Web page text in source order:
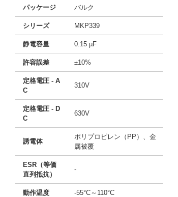
パッケージ バルク
シリーズ MKP339
静電容量 0.15 µF
許容誤差 ±10%
定格電圧 - A
C
310V
定格電圧 - D
C
630V
誘電体
ポリプロピレン（PP）、金
属被覆
ESR（等価
直列抵抗）
-
動作温度 -55°C～110°C